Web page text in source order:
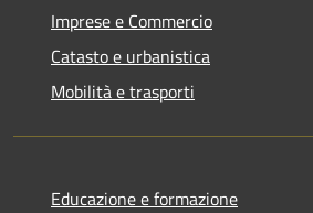
Imprese e Commercio
Catasto e urbanistica
Mobilità e trasporti
Educazione e formazione